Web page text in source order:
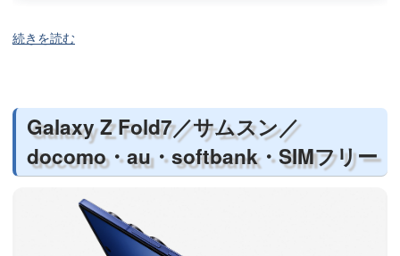
続きを読む
Galaxy Z Fold7／サムスン／
docomo・au・softbank・SIMフリー